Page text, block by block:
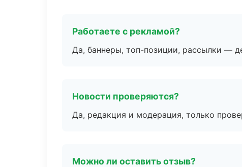
Работаете с рекламой?
Да, баннеры, топ-позиции, рассылки —
Новости проверяются?
Да, редакция и модерация, только
Можно ли оставить отзыв?